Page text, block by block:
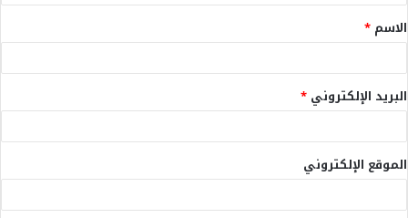
*
الاسم *
البريد الإلكتروني *
الموقع الإلكتروني